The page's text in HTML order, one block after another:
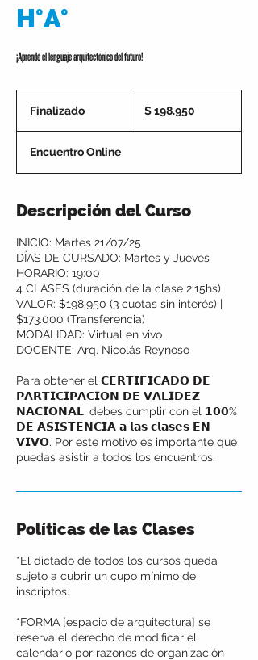
H°A°
¡Aprendé el lenguaje arquitectónico del futuro!
Finalizado
a
l
z
a
o
pesos
argentinos
$ 198.950
Encuentro Online
Descripción del Curso
INICIO: Martes 21/07/25
DÍAS DE CURSADO: Martes y Jueves
HORARIO: 19:00
4 CLASES (duración de la clase 2:15hs)
VALOR: $198.950 (3 cuotas sin interés) |
$173.000 (Transferencia)
MODALIDAD: Virtual en vivo
DOCENTE: Arq. Nicolás Reynoso
Para obtener el 𝗖𝗘𝗥𝗧𝗜𝗙𝗜𝗖𝗔𝗗𝗢 𝗗𝗘
𝗣𝗔𝗥𝗧𝗜𝗖𝗜𝗣𝗔𝗖𝗜𝗢𝗡 𝗗𝗘 𝗩𝗔𝗟𝗜𝗗𝗘𝗭
𝗡𝗔𝗖𝗜𝗢𝗡𝗔𝗟, debes cumplir con el 𝟭𝟬𝟬%
𝗗𝗘 𝗔𝗦𝗜𝗦𝗧𝗘𝗡𝗖𝗜𝗔 𝗮 𝗹𝗮𝘀 𝗰𝗹𝗮𝘀𝗲𝘀 𝗘𝗡
𝗩𝗜𝗩𝗢. Por este motivo es importante que
puedas asistir a todos los encuentros.
Políticas de las Clases
*El dictado de todos los cursos queda
sujeto a cubrir un cupo mínimo de
inscriptos.
*FORMA [espacio de arquitectura] se
reserva el derecho de modificar el
calendario por razones de organización